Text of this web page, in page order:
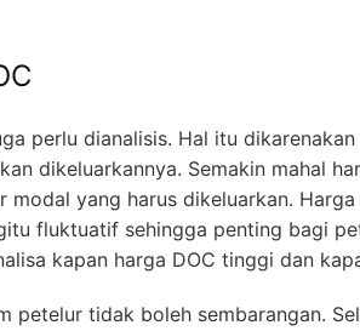
perlu dianalisis. Hal itu
dikeluarkannya. Semakin mahal
modal yang harus dikeluarkan.
fluktuatif sehingga penting bagi
kapan harga DOC tinggi dan
petelur tidak boleh sembarangan.